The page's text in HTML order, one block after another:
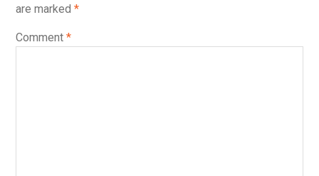
are marked *
Comment *